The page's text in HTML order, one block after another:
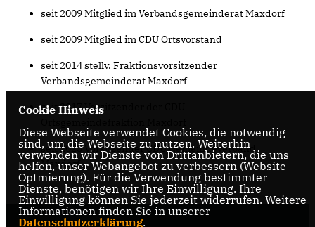
seit 2009 Mitglied im Verbandsgemeinderat Maxdorf
seit 2009 Mitglied im CDU Ortsvorstand
seit 2014 stellv. Fraktionsvorsitzender
Verbandsgemeinderat Maxdorf
seit 2017 Vorsitzender der CDU
seit 2023 Vorsitzender CDU Gemeindeverband
Maxdorf
Cookie Hinweis
Diese Webseite verwendet Cookies, die notwendig
sind, um die Webseite zu nutzen. Weiterhin
verwenden wir Dienste von Drittanbietern, die uns
helfen, unser Webangebot zu verbessern (Website-
Optmierung). Für die Verwendung bestimmter
Dienste, benötigen wir Ihre Einwilligung. Ihre
Einwilligung können Sie jederzeit widerrufen. Weitere
Informationen finden Sie in unserer
Datenschutzerklärung.